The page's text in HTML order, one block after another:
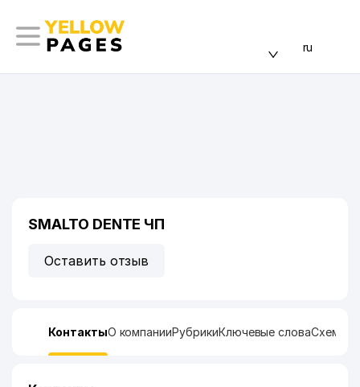
ru
SMALTO DENTE ЧП
Оставить отзыв
КонтактыО компанииРубрикиКлючевые словаСхема